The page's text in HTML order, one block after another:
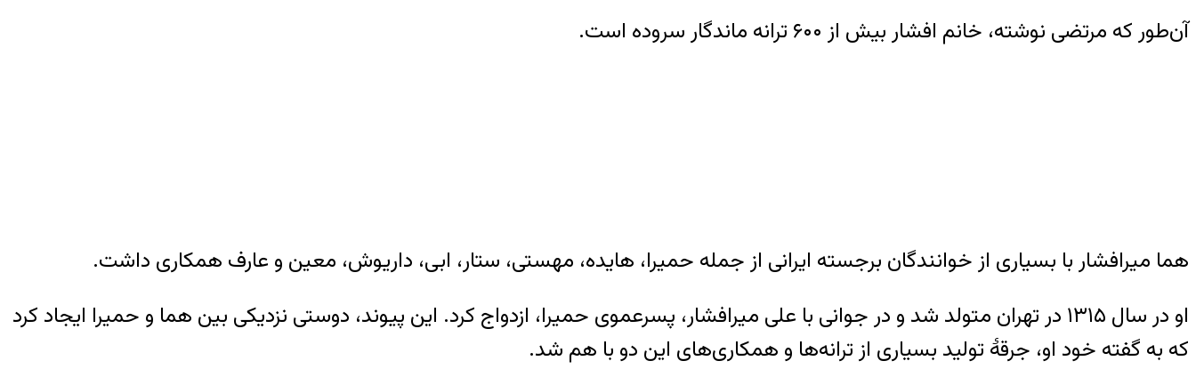
آن‌طور که مرتضی نوشته، خانم افشار بیش از ۶۰۰ ترانه ماندگار سروده است.
هما میرافشار با بسیاری از خوانندگان برجسته ایرانی از جمله حمیرا، هایده، مهستی، ستار، ابی، داریوش، معین و عارف همکاری داشت.
او در سال ۱۳۱۵ در تهران متولد شد و در جوانی با علی میرافشار، پسرعموی حمیرا، ازدواج کرد. این پیوند، دوستی نزدیکی بین هما و حمیرا ایجاد کرد
که به گفته خود او، جرقهٔ تولید بسیاری از ترانه‌ها و همکاری‌های این دو با هم شد.